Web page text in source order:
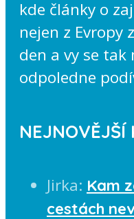
kde články o
nejen z Evropy
den a vy se tak
odpoledne
NEJNOVĚJŠÍ
Jirka: Kam
cestách